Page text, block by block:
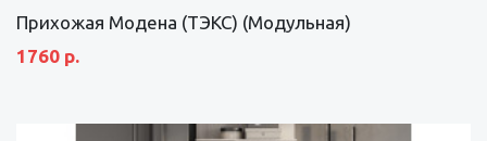
Прихожая Модена (ТЭКС) (Модульная)
1760 р.